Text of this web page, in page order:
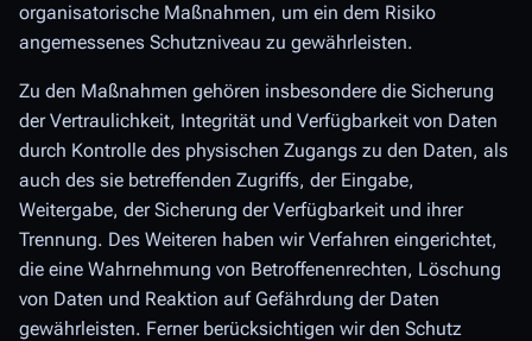
organisatorische Maßnahmen, um ein dem Risiko
angemessenes Schutzniveau zu gewährleisten.
Zu den Maßnahmen gehören insbesondere die Sicherung
der Vertraulichkeit, Integrität und Verfügbarkeit von Daten
durch Kontrolle des physischen Zugangs zu den Daten, als
auch des sie betreffenden Zugriffs, der Eingabe,
Weitergabe, der Sicherung der Verfügbarkeit und ihrer
Trennung. Des Weiteren haben wir Verfahren eingerichtet,
die eine Wahrnehmung von Betroffenenrechten, Löschung
von Daten und Reaktion auf Gefährdung der Daten
gewährleisten. Ferner berücksichtigen wir den Schutz